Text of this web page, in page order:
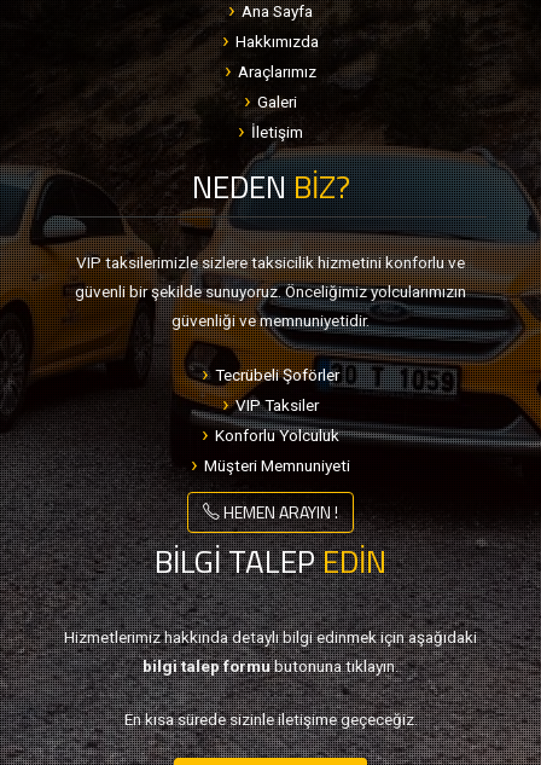
Ana Sayfa
Hakkımızda
Araçlarımız
Galeri
İletişim
NEDENBİZ?
VIP taksilerimizle sizlere taksicilik hizmetini konforlu ve
güvenli bir şekilde sunuyoruz. Önceliğimiz yolcularımızın
güvenliği ve memnuniyetidir.
Tecrübeli Şoförler
VIP Taksiler
Konforlu Yolculuk
Müşteri Memnuniyeti
HEMEN ARAYIN !
BİLGİ TALEPEDİN
Hizmetlerimiz hakkında detaylı bilgi edinmek için aşağıdaki
bilgi talep formubutonuna tıklayın.
En kısa sürede sizinle iletişime geçeceğiz.